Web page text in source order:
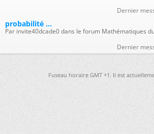
Dernier
probabilité ...
Par invite40dcade0 dans le forum Mathématiques
Dernier
Fuseau horaire GMT +1. Il est